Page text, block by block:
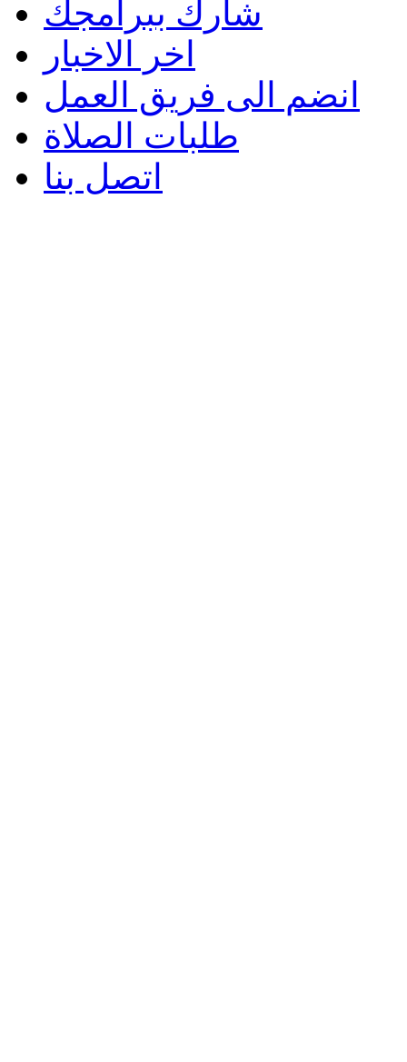
شارك ببرامجك
اخر الاخبار
انضم الى فريق العمل
طلبات الصلاة
اتصل بنا